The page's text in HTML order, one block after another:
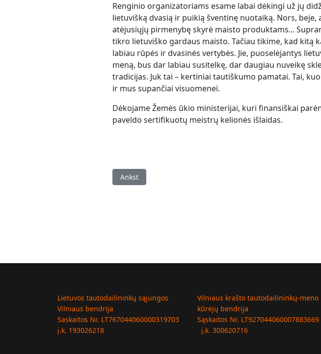
Renginio organizatoriams esame labai dėkingi už jų
lietuvišką dvasią ir puikią šventinę nuotaiką. Nors, beje,
atėjusiųjų pirmenybę skyrė maisto produktams...
tikro lietuviško gardaus maisto. Tačiau tikime, kad kitą
labiau rūpės ir dvasinės vertybės. Jie, puoselėjantys
meną, bus dar labiau susitelkę, dar daugiau nuveikę
tradicijas. Juk tai – kertiniai tautiškumo pamatai. Tai,
ir mus supančiai visuomenei.
Dėkojame Žemės ūkio ministerijai, kuri finansiškai
paveldo sertifikuotų meistrų kelionės išlaidas.
Ankstesnis straipsnis: Gegužinė Taline
Ankst
Lietuvos tautodailininkų sąjungos
Vilniaus bendrija
Saskaitos Nr. LT767044060000319703
į.k. 193026218
Vilniaus krašto tautodailininkų-meno
kūrėjų bendrija
Sąskaitos Nr. LT927044060007883669
į.k. 300620716